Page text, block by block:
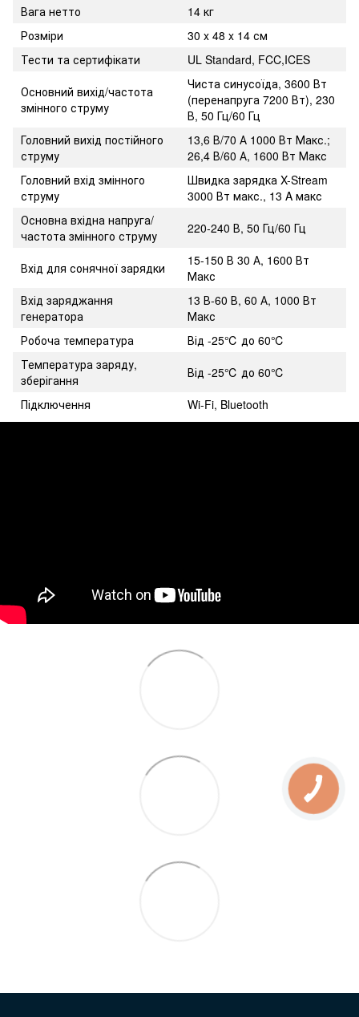
Вага нетто
14 кг
Розміри
30 x 48 x 14 см
Тести та сертифікати
UL Standard, FCC,ICES
Основний вихід/частота
змінного струму
Чиста синусоїда, 3600 Вт
(перенапруга 7200 Вт), 230
В, 50 Гц/60 Гц
Головний вихід постійного
струму
13,6 В/70 А 1000 Вт Макс.;
26,4 В/60 А, 1600 Вт Макс
Головний вхід змінного
струму
Швидка зарядка X-Stream
3000 Вт макс., 13 A макс
Основна вхідна напруга/
частота змінного струму
220-240 В, 50 Гц/60 Гц
Вхід для сонячної зарядки
15-150 В 30 А, 1600 Вт
Макс
Вхід заряджання
генератора
13 В-60 В, 60 А, 1000 Вт
Макс
Робоча температура
Від -25℃ до 60℃
Температура заряду,
зберігання
Від -25℃ до 60℃
Підключення
Wi-Fi, Bluetooth